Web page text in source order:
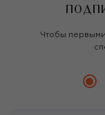
Чтобы